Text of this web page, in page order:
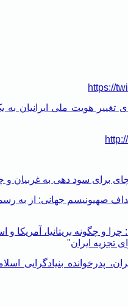
https://
تغییر هویت ملی
برای سود دهی به غربیان
صهیونیسم جهانی: از به
چرا و چگونه بریتانیا،
تجزیه ایران"
پدرخوانده بنیادگرایی